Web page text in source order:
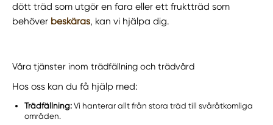
dött träd som utgör en fara eller ett fruktträd som
behöver beskäras, kan vi hjälpa dig.
Våra tjänster inom trädfällning och trädvård
Hos oss kan du få hjälp med:
Trädfällning: Vi hanterar allt från stora träd till svåråtkomliga
områden.